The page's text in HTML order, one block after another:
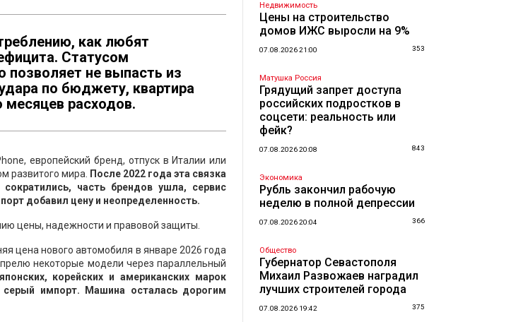
как любят
Статусом
позволяет не выпасть из
по бюджету, квартира
месяцев расходов.
европейский бренд, отпуск в Италии или
развитого мира.
После 2022 года эта связка
часть брендов ушла, сервис
добавил цену и неопределенность.
цены, надежности и правовой защиты.
цена нового автомобиля в январе 2026 года
некоторые модели через параллельный
корейских и американских марок
импорт. Машина осталась дорогим
Недвижимость
Цены на строительство
домов ИЖС выросли на 9%
07.08.2026 21:00 353
Матушка Россия
Грядущий запрет доступа
российских подростков в
соцсети: реальность или
фейк?
07.08.2026 20:08 843
Экономика
Рубль закончил рабочую
неделю в полной депрессии
07.08.2026 20:04 366
Общество
Губернатор Севастополя
Михаил Развожаев наградил
лучших строителей города
07.08.2026 19:42 375